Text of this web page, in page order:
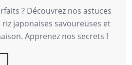
? Découvrez nos astuces
japonaises savoureuses et
Apprenez nos secrets !